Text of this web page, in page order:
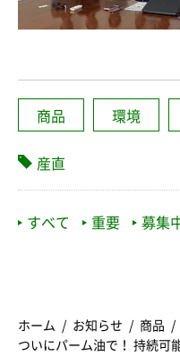
商品 環境
産直
すべて 重要 募集
ホーム お知らせ
商品
ついにパーム油で！ 持続